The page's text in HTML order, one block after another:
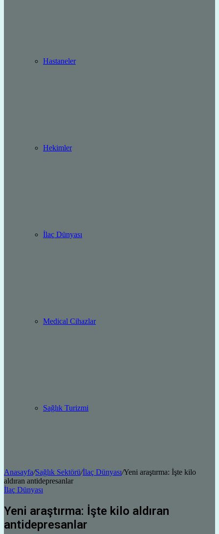
Hastaneler
Hekimler
İlaç Dünyası
Medical Cihazlar
Sağlık Turizmi
Anasayfa/Sağlık Sektörü/İlaç Dünyası/Yeni araştırma: İşte kilo
aldıran antidepresanlar
İlaç Dünyası
Yeni araştırma: İşte kilo aldıran
antidepresanlar